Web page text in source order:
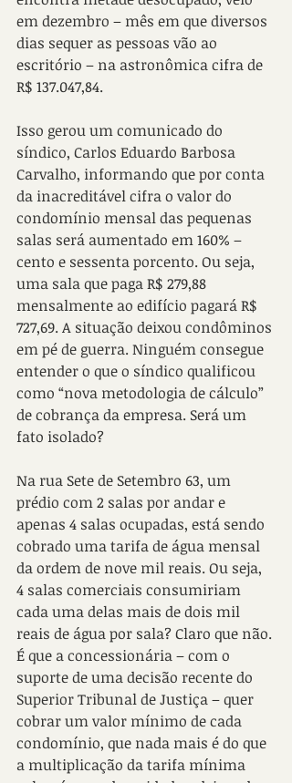
em dezembro – mês em que diversos
dias sequer as pessoas vão ao
escritório – na astronômica cifra de
R$ 137.047,84.
Isso gerou um comunicado do
síndico, Carlos Eduardo Barbosa
Carvalho, informando que por conta
da inacreditável cifra o valor do
condomínio mensal das pequenas
salas será aumentado em 160% –
cento e sessenta porcento. Ou seja,
uma sala que paga R$ 279,88
mensalmente ao edifício pagará R$
727,69. A situação deixou condôminos
em pé de guerra. Ninguém consegue
entender o que o síndico qualificou
como “nova metodologia de cálculo”
de cobrança da empresa. Será um
fato isolado?
Na rua Sete de Setembro 63, um
prédio com 2 salas por andar e
apenas 4 salas ocupadas, está sendo
cobrado uma tarifa de água mensal
da ordem de nove mil reais. Ou seja,
4 salas comerciais consumiriam
cada uma delas mais de dois mil
reais de água por sala? Claro que não.
É que a concessionária – com o
suporte de uma decisão recente do
Superior Tribunal de Justiça – quer
cobrar um valor mínimo de cada
condomínio, que nada mais é do que
a multiplicação da tarifa mínima